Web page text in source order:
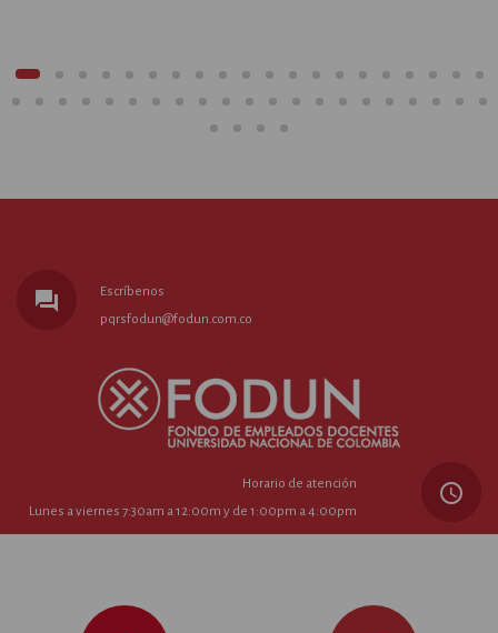
forum
Escríbenos
pqrsfodun@fodun.com.co
Horario de atención
Lunes a viernes 7:30am a 12:00m y de 1:00pm a 4:00pm
query_builder